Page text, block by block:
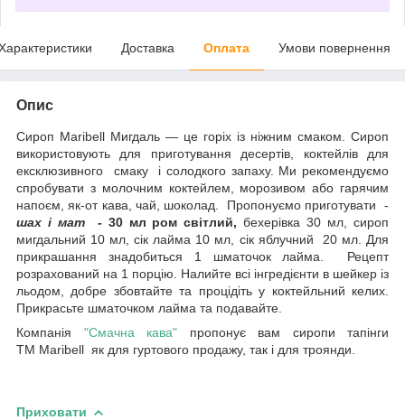
Доставка Оплата Умови повернення
Опис
Сироп Maribell Мигдаль — це горіх із ніжним смаком. Сироп
використовують для приготування десертів, коктейлів для
ексклюзивного смаку і солодкого запаху. Ми рекомендуємо
спробувати з молочним коктейлем, морозивом або гарячим
напоєм, як-от кава, чай, шоколад. Пропонуємо приготувати -
шах і мат - 30 мл ром світлий, бехерівка 30 мл, сироп
мигдальний 10 мл, сік лайма 10 мл, сік яблучний 20 мл. Для
прикрашання знадобиться 1 шматочок лайма. Рецепт
розрахований на 1 порцію. Налийте всі інгредієнти в шейкер із
льодом, добре збовтайте та процідіть у коктейльний келих.
Прикрасьте шматочком лайма та подавайте.
Компанія "Смачна кава" пропонує вам сиропи тапінги
ТМ Maribell як для гуртового продажу, так і для троянди.
Приховати